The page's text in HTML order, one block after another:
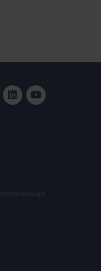
immobiliare